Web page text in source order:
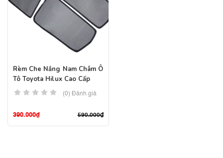
Rèm Che Nắng Nam Châm Ô
Tô Toyota Hilux Cao Cấp
(0) Đánh giá
590.000₫
390.000₫